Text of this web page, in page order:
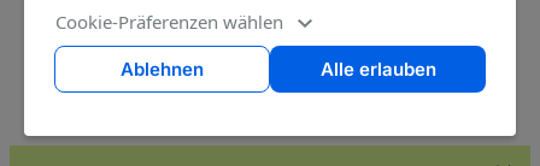
Cookie-Präferenzen wählen
Ablehnen Alle erlauben